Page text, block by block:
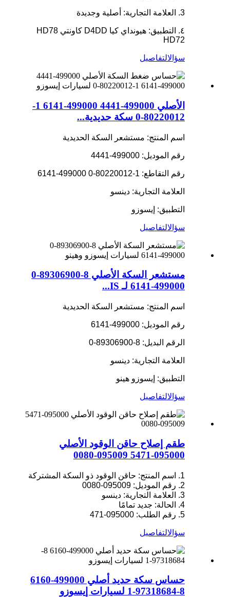
3. العلامة التجارية: أصلية وجديدة
٤. التطبيق: هيونداي كيا D4DD كاونتي HD78
HD72
سؤالالتفاصيل
الأصلي 499000-4441 499000-6141 1-
80220012-0 سكة حديدية...
اسم المنتج: مستشعر السكة الحديدية
رقم الموديل: 499000-4441
رقم التقاطع: 1-80220012-0 499000-6141
العلامة التجارية: دينسو
التطبيق: إيسوزو
سؤالالتفاصيل
مستشعر السكة الأصلي 8-89306900-0
499000-6141 لـ IS...
اسم المنتج: مستشعر السكة الحديدية
رقم الموديل: 499000-6141
الرقم البديل: 8-89306900-0
العلامة التجارية: دينسو
التطبيق: إيسوزو هينو
سؤالالتفاصيل
طقم إصلاح حاقن الوقود الأصلي
095000-5471 095009-0080
1. اسم المنتج: حاقن الوقود ذو السكة المشتركة
2. رقم الموديل: 095009-0080
3. العلامة التجارية: دينسو
4. الحالة: جديد تمامًا
5. رقم الطلب: 095000-471
سؤالالتفاصيل
حساس سكة حديد أصلي 499000-6160
8-97318684-1 لسيارات إيسوزو